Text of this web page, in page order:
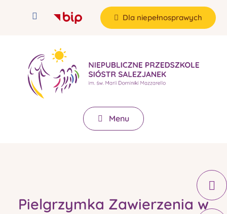
Dla niepełnosprawych
Menu
Pielgrzymka Zawierzenia w